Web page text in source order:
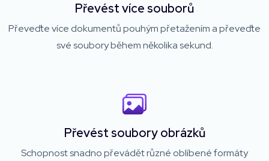
Převést více souborů
Převeďte více dokumentů pouhým přetažením a převeďte
své soubory během několika sekund.
Převést soubory obrázků
Schopnost snadno převádět různé oblíbené formáty